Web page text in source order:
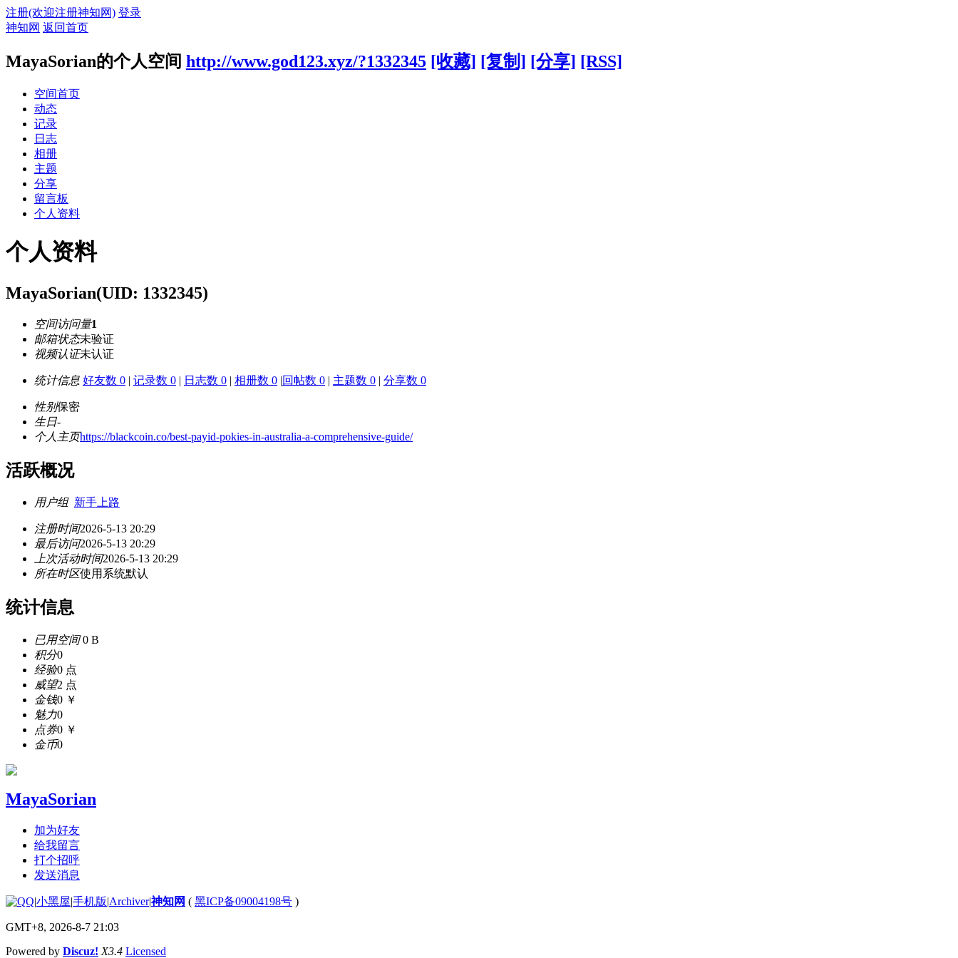
注册(欢迎注册神知网) 登录
神知网 返回首页
MayaSorian的个人空间 http://www.god123.xyz/?1332345 [收藏] [复制] [分享] [RSS]
空间首页
动态
记录
日志
相册
主题
分享
留言板
个人资料
个人资料
MayaSorian(UID: 1332345)
空间访问量1
邮箱状态未验证
视频认证未认证
统计信息 好友数 0 | 记录数 0 | 日志数 0 | 相册数 0 |回帖数 0 | 主题数 0 | 分享数 0
性别保密
生日-
个人主页https://blackcoin.co/best-payid-pokies-in-australia-a-comprehensive-guide/
活跃概况
用户组 新手上路
注册时间2026-5-13 20:29
最后访问2026-5-13 20:29
上次活动时间2026-5-13 20:29
所在时区使用系统默认
统计信息
已用空间0 B
积分0
经验0 点
威望2 点
金钱0 ￥
魅力0
点券0 ￥
金币0
MayaSorian
加为好友
给我留言
打个招呼
发送消息
|小黑屋|手机版|Archiver|神知网 ( 黑ICP备09004198号 )
GMT+8, 2026-8-7 21:03
Powered by Discuz! X3.4 Licensed